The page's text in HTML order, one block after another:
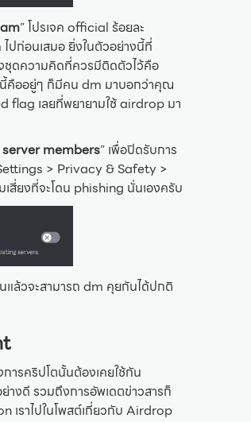
” โปรเจค official ร้อยละ
ปก่อนเสมอ ยิ่งในตัวอย่างนี้ที่
ชุดความคิดที่ควรมีติดตัวไว้คือ
นี้คืออยู่ๆ ก็มีคน dm มาบอกว่าคุณ
flag เลยที่พยายามใช้ airdrop มา
members” เพื่อปิดรับการ
> Privacy & Safety >
ยงที่จะโดน phishing นั่นเองครับ
แล้วจะสามารถ dm คุยกันได้ปกติ
รคริปโตนั้นต้องเคยใช้กัน
างดี รวมถึงการอัพเดตข่าวสารก็
เราไปในโพสต์เกี่ยวกับ Airdrop